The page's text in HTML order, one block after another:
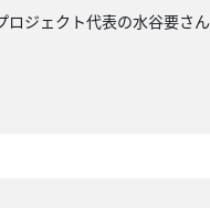
ジェクト代表の水谷要さん